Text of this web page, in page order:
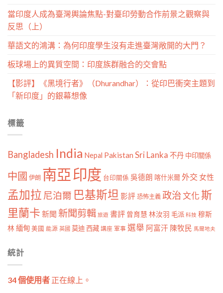
當印度人成為臺灣輿論焦點-對臺印勞動合作前景之觀察與
反思（上）
華語文的鴻溝：為何印度學生沒有走進臺灣敞開的大門？
板球場上的異質空間：印度族群融合的交會點
【影評】《黑境行者》（Dhurandhar）：從印巴衝突主題到
「新印度」的銀幕想像
標籤
Bangladesh India Nepal Pakistan Sri Lanka 不丹 中印關係
中國 伊朗 南亞印度 台印關係 吳德朗 喀什米爾外交 女性
孟加拉 尼泊爾 巴基斯坦 影評 恐怖主義 政治文化斯
里蘭卡 新聞 新聞剪輯 旅遊 書評 曾育慧 林汝羽 毛派 科技 穆斯
林 緬甸 美國 能源 英國 莫迪 西藏 講座 軍事 選舉 阿富汗 陳牧民 馬爾地夫
統計
34 個使用者 正在線上。